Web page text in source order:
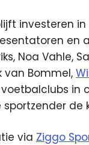
investeren
en
Noa Vahle,
van Bommel,
in
de
via Ziggo